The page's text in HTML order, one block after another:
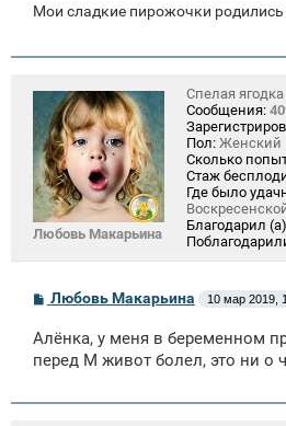
Мои сладкие пирожочки
Любовь Макарьина
Спелая ягодка
Сообщения:
Пол: Женский
Сколько
Стаж
Где было
Благодарил
С
о
б
щ
и
Любовь Макарьина 10 мар 2019,
Алёнка, у меня в беременном
перед М живот болел, это ни о